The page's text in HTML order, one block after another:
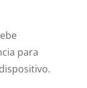
para